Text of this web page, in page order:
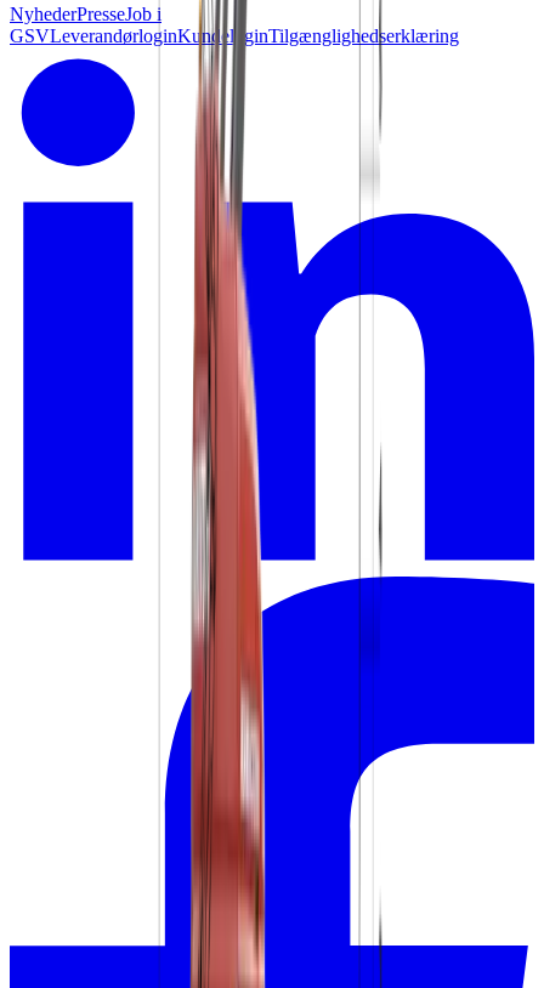
NyhederPresseJob i
GSVLeverandørloginKundeloginTilgænglighedserklæring